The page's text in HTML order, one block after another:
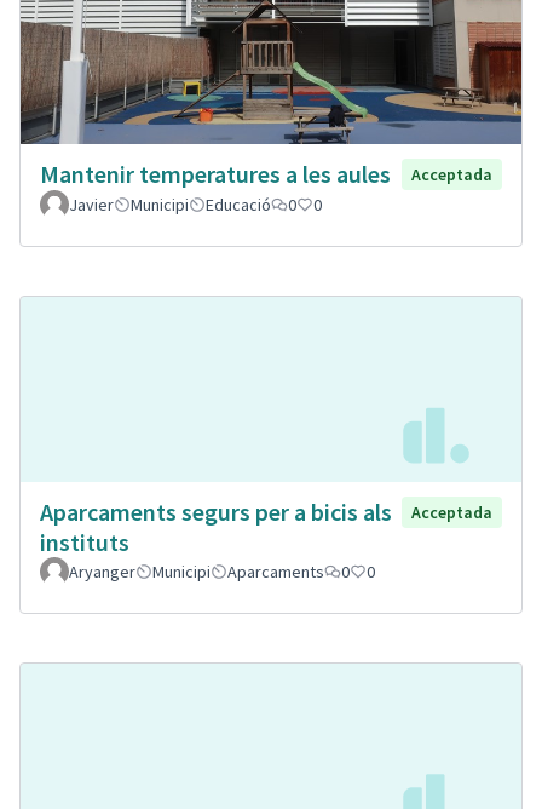
Mantenir temperatures a les aules
Acceptada
Javier
Municipi Educació 0 0
Aparcaments segurs per a bicis als
instituts
Acceptada
Aryanger Municipi Aparcaments 0 0